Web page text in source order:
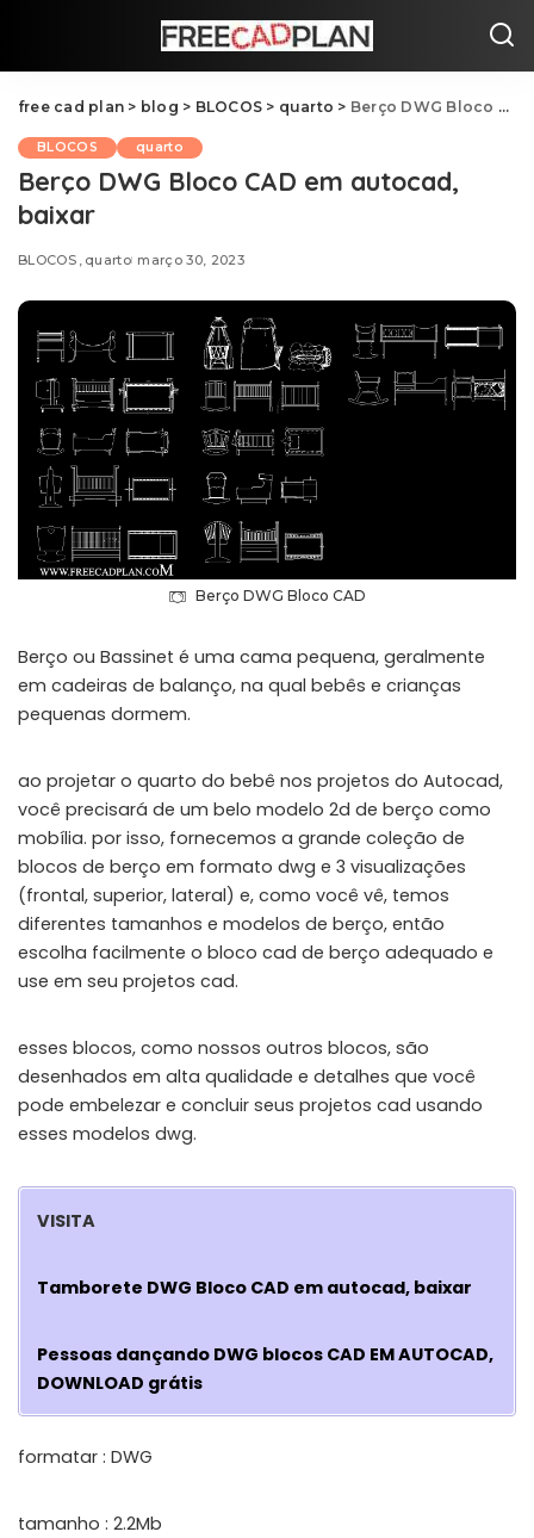
free cad plan > blog > BLOCOS > quarto > Berço DWG Bloco CAD em autocad, baixar
BLOCOS quarto
Berço DWG Bloco CAD em autocad,
baixar
BLOCOS quarto março 30, 2023
Berço DWG Bloco CAD
Berço ou Bassinet é uma cama pequena, geralmente
em cadeiras de balanço, na qual bebês e crianças
pequenas dormem.
ao projetar o quarto do bebê nos projetos do Autocad,
você precisará de um belo modelo 2d de berço como
mobília. por isso, fornecemos a grande coleção de
blocos de berço em formato dwg e 3 visualizações
(frontal, superior, lateral) e, como você vê, temos
diferentes tamanhos e modelos de berço, então
escolha facilmente o bloco cad de berço adequado e
use em seu projetos cad.
esses blocos, como nossos outros blocos, são
desenhados em alta qualidade e detalhes que você
pode embelezar e concluir seus projetos cad usando
esses modelos dwg.
VISITA
Tamborete DWG Bloco CAD em autocad, baixar
Pessoas dançando DWG blocos CAD EM AUTOCAD,
DOWNLOAD grátis
formatar : DWG
tamanho : 2.2Mb